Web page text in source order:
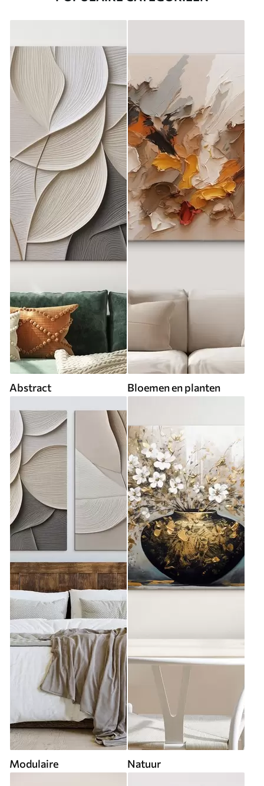
Abstract Bloemen en planten
Modulaire Natuur